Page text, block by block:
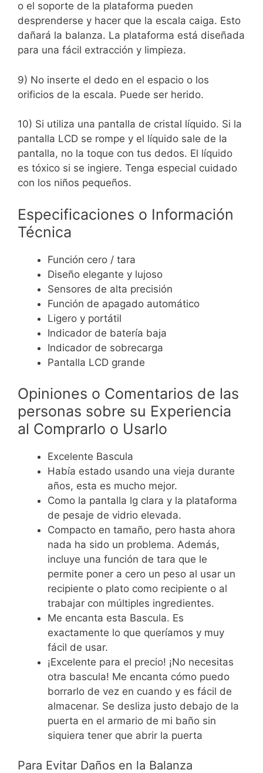
o el soporte de la plataforma pueden
desprenderse y hacer que la escala caiga. Esto
dañará la balanza. La plataforma está diseñada
para una fácil extracción y limpieza.
9) No inserte el dedo en el espacio o los
orificios de la escala. Puede ser herido.
10) Si utiliza una pantalla de cristal líquido. Si la
pantalla LCD se rompe y el líquido sale de la
pantalla, no la toque con tus dedos. El líquido
es tóxico si se ingiere. Tenga especial cuidado
con los niños pequeños.
Especificaciones o Información
Técnica
Función cero / tara
Diseño elegante y lujoso
Sensores de alta precisión
Función de apagado automático
Ligero y portátil
Indicador de batería baja
Indicador de sobrecarga
Pantalla LCD grande
Opiniones o Comentarios de las
personas sobre su Experiencia
al Comprarlo o Usarlo
Excelente Bascula
Había estado usando una vieja durante
años, esta es mucho mejor.
Como la pantalla lg clara y la plataforma
de pesaje de vidrio elevada.
Compacto en tamaño, pero hasta ahora
nada ha sido un problema. Además,
incluye una función de tara que le
permite poner a cero un peso al usar un
recipiente o plato como recipiente o al
trabajar con múltiples ingredientes.
Me encanta esta Bascula. Es
exactamente lo que queríamos y muy
fácil de usar.
¡Excelente para el precio! ¡No necesitas
otra bascula! Me encanta cómo puedo
borrarlo de vez en cuando y es fácil de
almacenar. Se desliza justo debajo de la
puerta en el armario de mi baño sin
siquiera tener que abrir la puerta
Para Evitar Daños en la Balanza